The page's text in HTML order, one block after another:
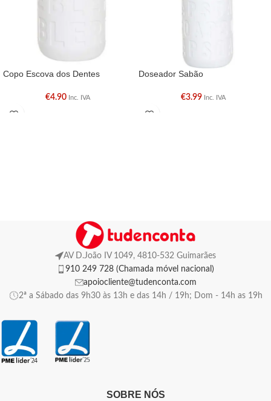
Copo Escova dos Dentes
€4.90 Inc. IVA
Doseador Sabão
€3.99 Inc. IVA
AV D.João IV 1049, 4810-532 Guimarães
910 249 728 (Chamada móvel nacional)
apoiocliente@tudenconta.com
2ª a Sábado das 9h30 às 13h e das 14h / 19h; Dom - 14h as 19h
SOBRE NÓS